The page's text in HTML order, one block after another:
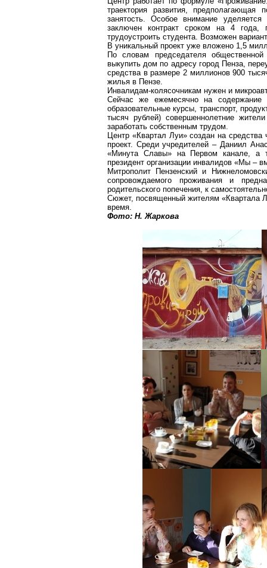
траектория развития, предполагающая
занятость. Особое внимание
заключен контракт сроком на 4 года,
трудоустроить студента. Возможен
В уникальный проект уже вложено 1,5
По словам председателя
выкупить дом по адресу город Пенза,
средства в размере 2 миллионов 900
жилья в Пензе.
Инвалидам-колясочникам нужен и
Сейчас же ежемесячно на
образовательные курсы, транспорт,
тысяч рублей) совершеннолетние
заработать собственным трудом.
Центр «Квартал Луи» создан на средства
проект. Среди учредителей – Даниил
«Минута Славы» наПервом канале, а
президент организации инвалидов «Мы –
Митрополит Пензенский и
сопровождаемого проживания и
родительского попечения, к
Сюжет, посвященный жителям «Квартала
время.
Фото: Н.Жаркова